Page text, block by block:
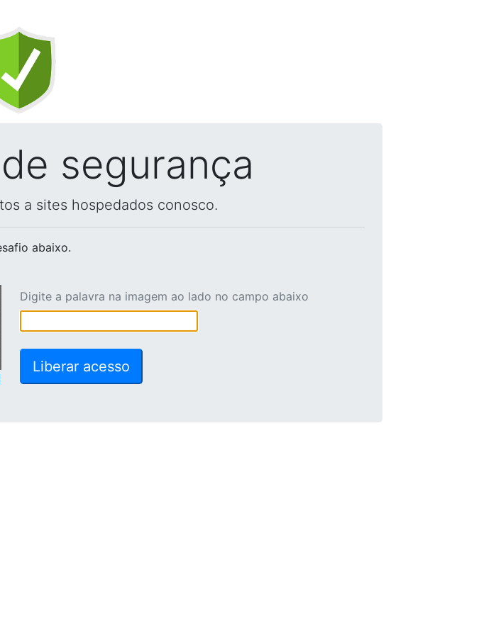
segurança
a sites hospedados conosco.
abaixo.
Digite a palavra na imagem ao lado no campo abaixo